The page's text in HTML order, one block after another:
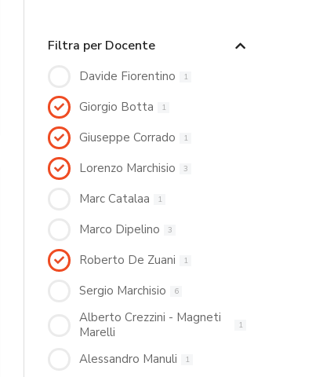
Filtra per Docente
Davide Fiorentino 1
Giorgio Botta 1
Giuseppe Corrado 1
Lorenzo Marchisio 3
Marc Catalaa 1
Marco Dipelino 3
Roberto De Zuani 1
Sergio Marchisio 6
Alberto Crezzini - Magneti
Marelli
1
Alessandro Manuli 1